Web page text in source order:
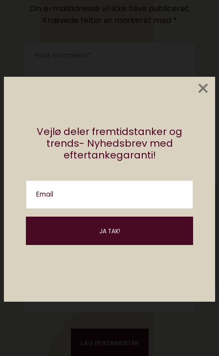
Vejlø deler fremtidstanker og
trends- Nyhedsbrev med
eftertankegaranti!
Email
×
Din e-mailadresse vil ikke blive publiceret.
Krævede felter er markeret med *